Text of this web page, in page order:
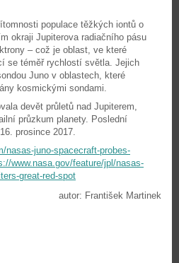
populace těžkých iontů o
okraji Jupiterova radiačního pásu
– což je oblast, ve které
se téměř rychlostí světla. Jejich
Juno v oblastech, které
kosmickými sondami.
devět průletů nad Jupiterem,
průzkum planety. Poslední
prosince 2017.
nasas-juno-spacecraft-probes-
www.nasa.gov/feature/jpl/nasas-
great-red-spot
autor: František Martinek